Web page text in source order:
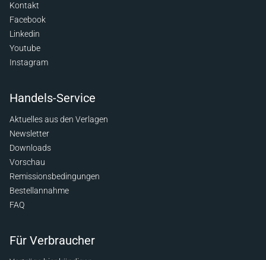
Kontakt
Facebook
Linkedin
Youtube
Instagram
Handels-Service
Aktuelles aus den Verlagen
Newsletter
Downloads
Vorschau
Remissionsbedingungen
Bestellannahme
FAQ
Für Verbraucher